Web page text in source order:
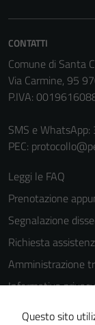
CONTATTI
Comune di Santa
Via Carmine, 95
P.IVA:
SMS e
PEC:
Leggi le FAQ
Prenotazione
Segnalazione
Richiesta
Amministrazione
Informativa privacy
Cookie Policy
Questo sito